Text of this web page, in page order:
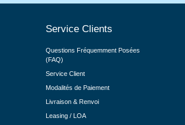
Service Clients
Questions Fréquemment Posées
(FAQ)
Service Client
Modalités de Paiement
Livraison & Renvoi
Leasing / LOA